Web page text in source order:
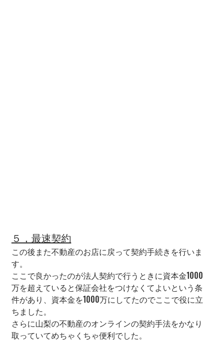
５，最速契約
この後また不動産のお店に戻って契約手続きを行いま
す。
ここで良かったのが法人契約で行うときに資本金1000
万を超えていると保証会社をつけなくてよいという条
件があり、資本金を1000万にしてたのでここで役に立
ちました。
さらに山梨の不動産のオンラインの契約手法をかなり
取っていてめちゃくちゃ便利でした。